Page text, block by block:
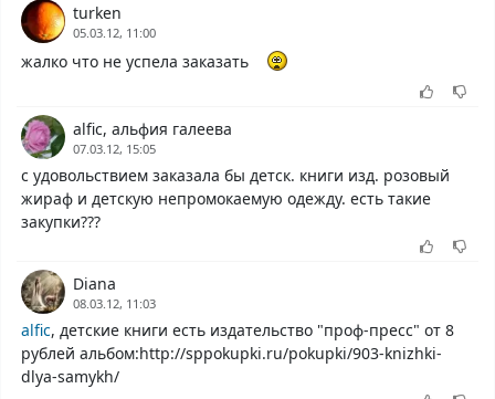
turken
05.03.12, 11:00
жалко что не успела заказать
alfic, альфия галеева
07.03.12, 15:05
с удовольствием заказала бы детск. книги изд. розовый
жираф и детскую непромокаемую одежду. есть такие
закупки???
Diana
08.03.12, 11:03
alfic, детские книги есть издательство "проф-пресс" от 8
рублей альбом:http://sppokupki.ru/pokupki/903-knizhki-
dlya-samykh/